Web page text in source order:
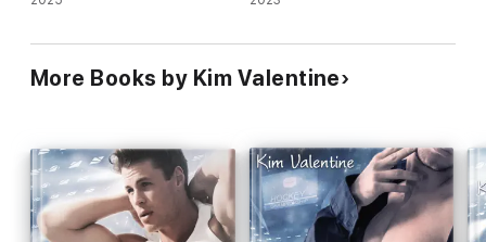
More Books by Kim Valentine